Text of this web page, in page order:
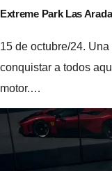
Extreme Park Las
15 de octubre/24.
conquistar a todos
motor.…